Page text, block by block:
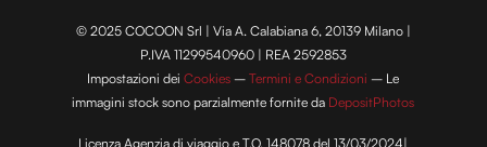
© 2025 COCOON Srl | Via A. Calabiana 6, 20139 Milano |
P.IVA 11299540960 | REA 2592853
Impostazioni deiCookies –Termini e Condizioni – Le
immagini stock sono parzialmente fornite da DepositPhotos
Licenza Agenzia di viaggio e T.O. 148078 del 13/03/2024|